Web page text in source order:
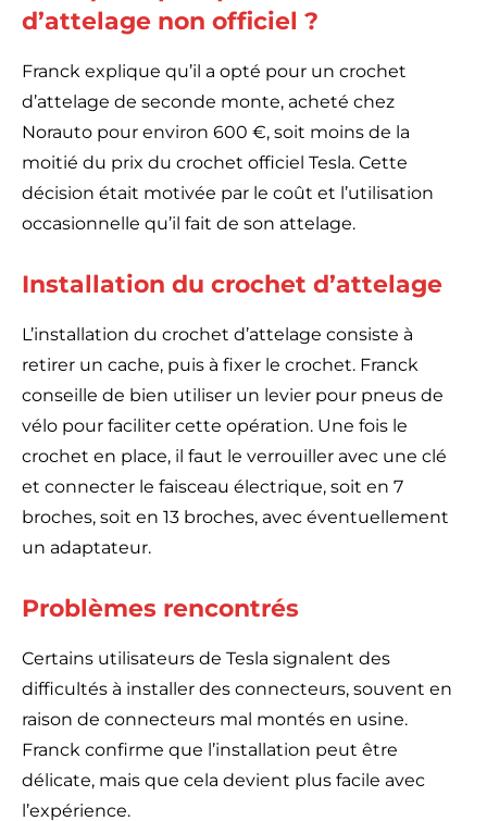
d’attelage non officiel ?
Franck explique qu’il a opté pour un crochet
d’attelage de seconde monte, acheté chez
Norauto pour environ 600 €, soit moins de la
moitié du prix du crochet officiel Tesla. Cette
décision était motivée par le coût et l’utilisation
occasionnelle qu’il fait de son attelage.
Installation du crochet d’attelage
L’installation du crochet d’attelage consiste à
retirer un cache, puis à fixer le crochet. Franck
conseille de bien utiliser un levier pour pneus de
vélo pour faciliter cette opération. Une fois le
crochet en place, il faut le verrouiller avec une clé
et connecter le faisceau électrique, soit en 7
broches, soit en 13 broches, avec éventuellement
un adaptateur.
Problèmes rencontrés
Certains utilisateurs de Tesla signalent des
difficultés à installer des connecteurs, souvent en
raison de connecteurs mal montés en usine.
Franck confirme que l’installation peut être
délicate, mais que cela devient plus facile avec
l’expérience.